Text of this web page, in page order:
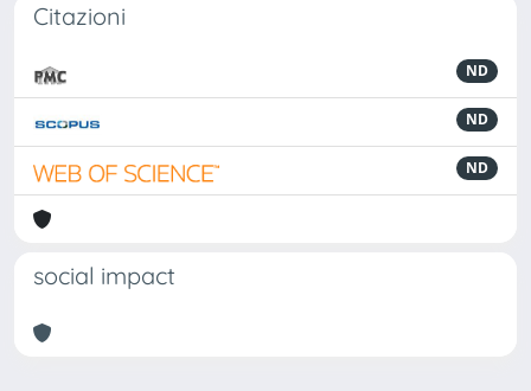
Citazioni
ND
ND
ND
social impact